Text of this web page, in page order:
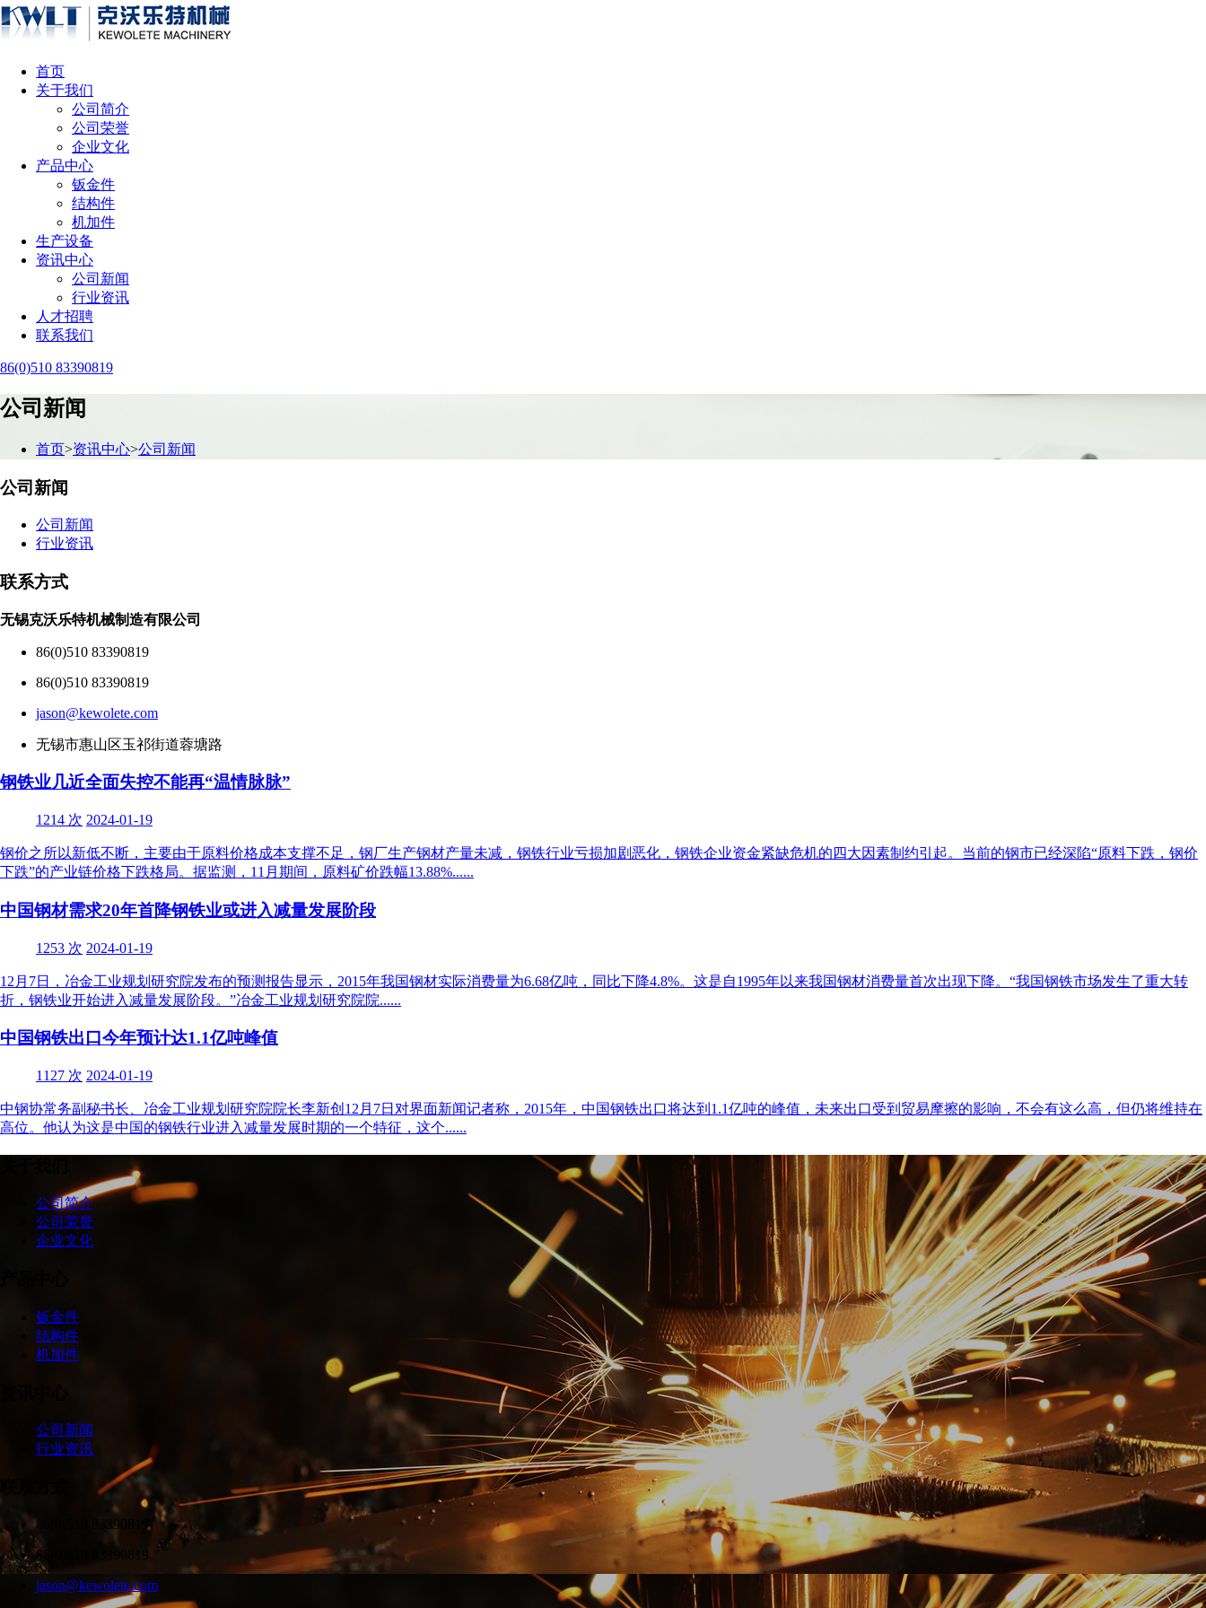
首页
关于我们
公司简介
公司荣誉
企业文化
产品中心
钣金件
结构件
机加件
生产设备
资讯中心
公司新闻
行业资讯
人才招聘
联系我们
86(0)510 83390819
公司新闻
首页>资讯中心>公司新闻
公司新闻
公司新闻
行业资讯
联系方式
无锡克沃乐特机械制造有限公司
86(0)510 83390819
86(0)510 83390819
jason@kewolete.com
无锡市惠山区玉祁街道蓉塘路
钢铁业几近全面失控不能再“温情脉脉”
1214 次 2024-01-19
钢价之所以新低不断，主要由于原料价格成本支撑不足，钢厂生产钢材产量未减，钢铁行业亏损加剧恶化，钢铁企业资金紧缺危机的四大因素制约引起。当前的钢市已经深陷“原料下跌，钢价
下跌”的产业链价格下跌格局。据监测，11月期间，原料矿价跌幅13.88%......
中国钢材需求20年首降钢铁业或进入减量发展阶段
1253 次 2024-01-19
12月7日，冶金工业规划研究院发布的预测报告显示，2015年我国钢材实际消费量为6.68亿吨，同比下降4.8%。这是自1995年以来我国钢材消费量首次出现下降。“我国钢铁市场发生了重大转
折，钢铁业开始进入减量发展阶段。”冶金工业规划研究院院......
中国钢铁出口今年预计达1.1亿吨峰值
1127 次 2024-01-19
中钢协常务副秘书长、冶金工业规划研究院院长李新创12月7日对界面新闻记者称，2015年，中国钢铁出口将达到1.1亿吨的峰值，未来出口受到贸易摩擦的影响，不会有这么高，但仍将维持在
高位。他认为这是中国的钢铁行业进入减量发展时期的一个特征，这个......
公司简介
公司荣誉
企业文化
钣金件
结构件
机加件
公司新闻
行业资讯
86(0)510 83390819
86(0)510 83390819
jason@kewolete.com